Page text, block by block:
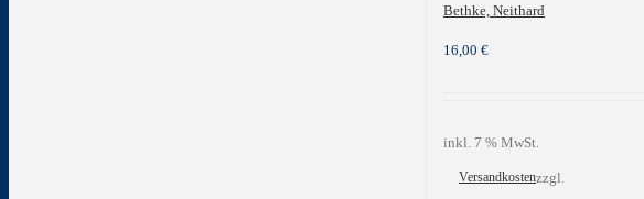
Bethke, Neithard
16,00 €
inkl. 7 % MwSt.
zzgl.
Versandkosten